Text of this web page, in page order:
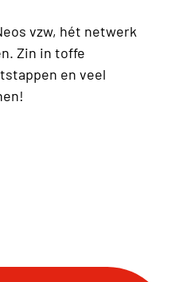
vzw, hét netwerk
Zin in toffe
en veel